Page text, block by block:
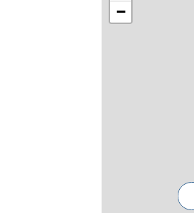
−